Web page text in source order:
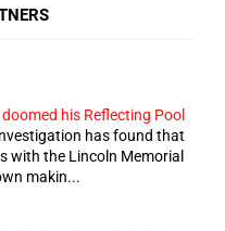
his Reflecting Pool
has found that
with the Lincoln Memorial
makin...